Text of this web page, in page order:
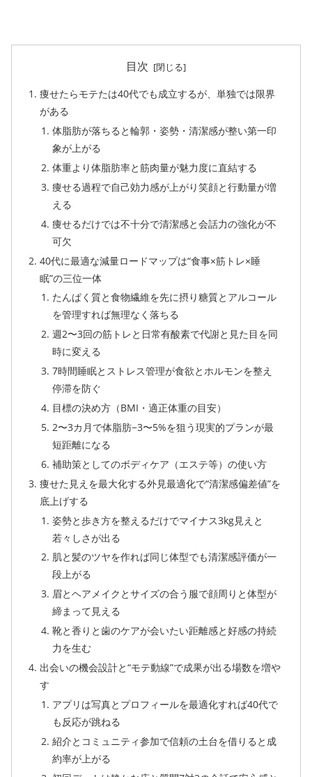
目次
痩せたらモテたは40代でも成立するが、単独では限界
がある
体脂肪が落ちると輪郭・姿勢・清潔感が整い第一印
象が上がる
体重より体脂肪率と筋肉量が魅力度に直結する
痩せる過程で自己効力感が上がり笑顔と行動量が増
える
痩せるだけでは不十分で清潔感と会話力の強化が不
可欠
40代に最適な減量ロードマップは“食事×筋トレ×睡
眠”の三位一体
たんぱく質と食物繊維を先に摂り糖質とアルコール
を管理すれば無理なく落ちる
週2〜3回の筋トレと日常有酸素で代謝と見た目を同
時に変える
7時間睡眠とストレス管理が食欲とホルモンを整え
停滞を防ぐ
目標の決め方（BMI・適正体重の目安）
2〜3カ月で体脂肪−3〜5%を狙う現実的プランが最
短距離になる
補助策としてのボディケア（エステ等）の使い方
痩せた見えを最大化する外見最適化で“清潔感偏差値”を
底上げする
姿勢と歩き方を整えるだけでマイナス3kg見えと
若々しさが出る
肌と髪のツヤを作れば同じ体型でも清潔感評価が一
段上がる
眉とヘアメイクとサイズの合う服で顔周りと体型が
締まって見える
靴と香りと歯のケアが会いたい距離感と好感の持続
力を生む
出会いの機会設計と“モテ動線”で成果が出る場数を増や
す
アプリは写真とプロフィールを最適化すれば40代で
も反応が跳ねる
紹介とコミュニティ参加で信頼の土台を借りると成
約率が上がる